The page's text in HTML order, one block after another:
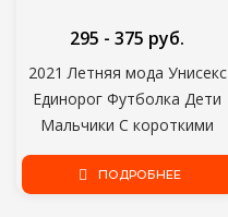
2021 Летняя мода Унисекс
Единорог Футболка Дети
Мальчики С короткими
Рукавами Белые Тройники
Детские Детские
295 - 375 руб.
ПОДРОБНЕЕ